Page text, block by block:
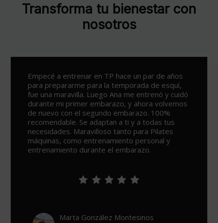
Transforma tu bienestar con
nosotros
Un sitio espectacular para ejercitarse y ponerse
en forma, con varias opciones para todos los
públicos y lo mejor de todo los profesionales
que te ayudan, en especial Ana por su simpatía
su saber hacer. Todo un descubrimiento.
León De Urzaiz